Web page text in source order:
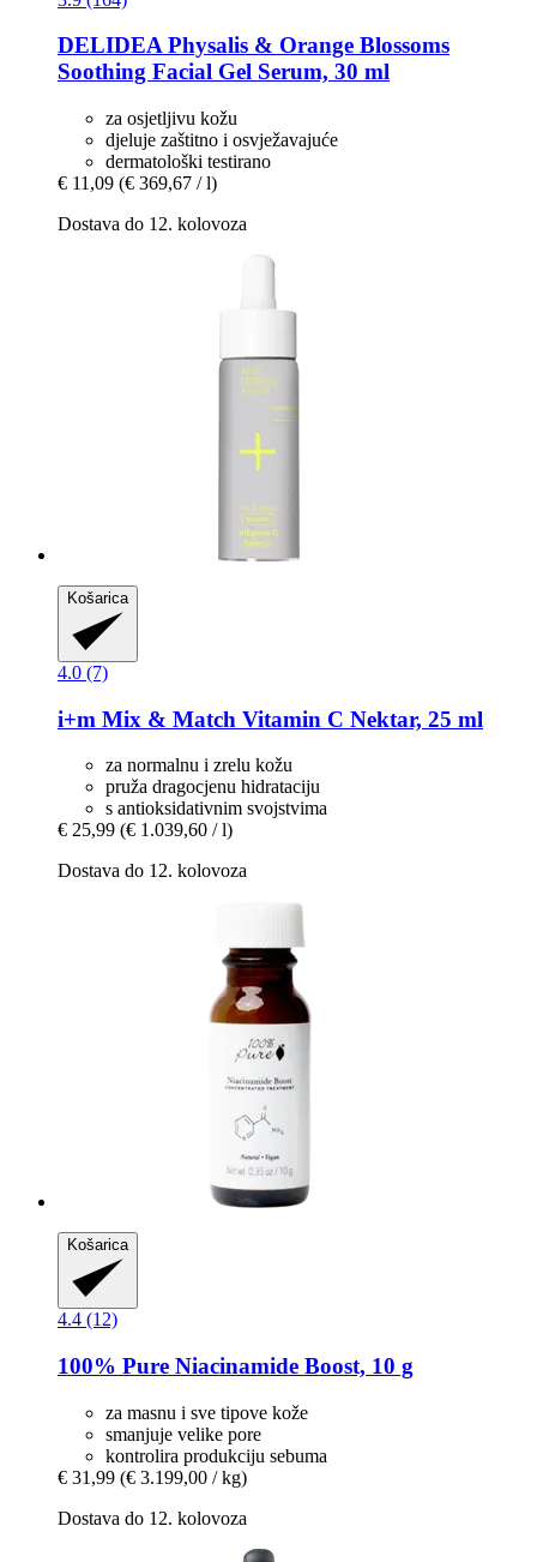
DELIDEAPhysalis & Orange Blossoms
Soothing Facial Gel Serum, 30 ml
za osjetljivu kožu
djeluje zaštitno i osvježavajuće
dermatološki testirano
€ 11,09 (€ 369,67 / l)
Dostava do 12. kolovoza
Košarica
4.0 (7)
i+m Mix & Match Vitamin C Nektar, 25 ml
za normalnu i zrelu kožu
pruža dragocjenu hidrataciju
s antioksidativnim svojstvima
€ 25,99 (€ 1.039,60 / l)
Dostava do 12. kolovoza
Košarica
4.4 (12)
100% Pure Niacinamide Boost, 10 g
za masnu i sve tipove kože
smanjuje velike pore
kontrolira produkciju sebuma
€ 31,99 (€ 3.199,00 / kg)
Dostava do 12. kolovoza